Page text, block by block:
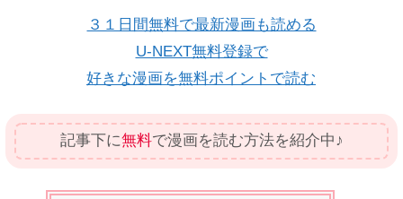
３１日間無料で最新漫画も読める
U-NEXT無料登録で
好きな漫画を無料ポイントで読む
記事下に無料で漫画を読む方法を紹介中♪